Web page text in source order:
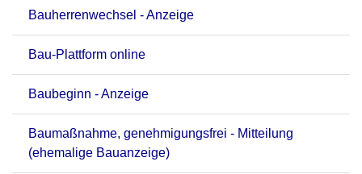
Bauherrenwechsel - Anzeige
Bau-Plattform online
Baubeginn - Anzeige
Baumaßnahme, genehmigungsfrei - Mitteilung
(ehemalige Bauanzeige)